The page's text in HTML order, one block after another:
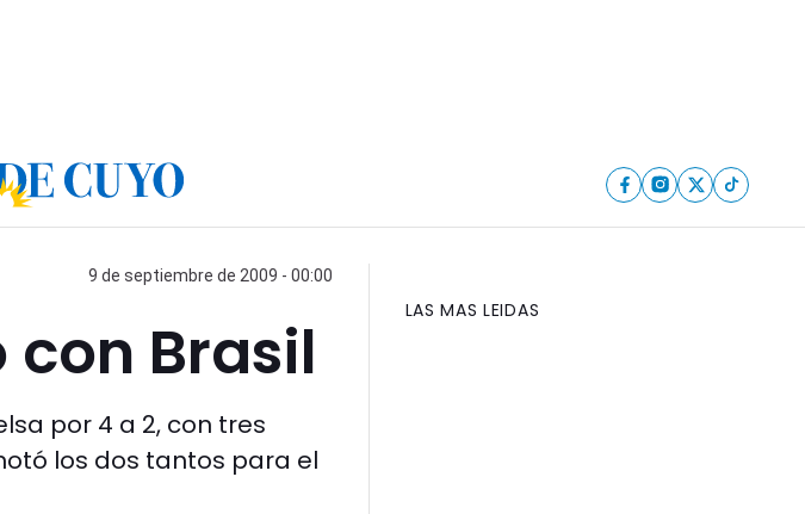
9 de septiembre de 2009 - 00:00
con Brasil
por 4 a 2, con tres
los dos tantos para el
LAS MAS LEIDAS